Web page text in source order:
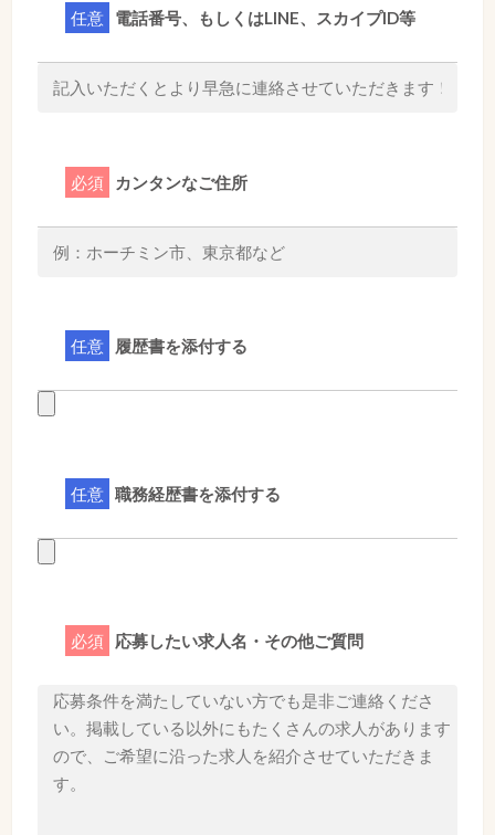
任意 電話番号、もしくはLINE、スカイプID等
必須 カンタンなご住所
任意 履歴書を添付する
任意 職務経歴書を添付する
必須 応募したい求人名・その他ご質問